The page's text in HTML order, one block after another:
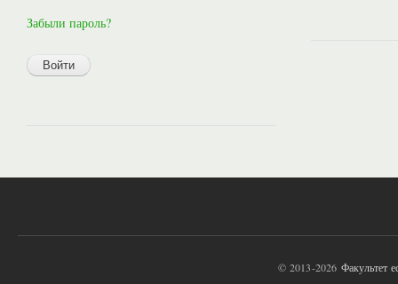
Забыли пароль?
© 2013-2026 Факультет